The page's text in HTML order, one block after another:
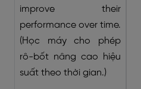
improve their
performance over time.
(Học máy cho phép
rô-bốt nâng cao hiệu
suất theo thời gian.)